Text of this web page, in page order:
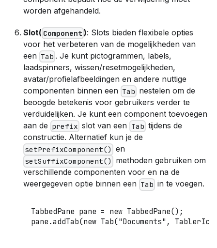
worden afgehandeld.
Slot( Component ): Slots bieden flexibele opties
voor het verbeteren van de mogelijkheden van
een Tab . Je kunt pictogrammen, labels,
laadspinners, wissen/resetmogelijkheden,
avatar/profielafbeeldingen en andere nuttige
componenten binnen een Tab nestelen om de
beoogde betekenis voor gebruikers verder te
verduidelijken. Je kunt een component toevoegen
aan de prefix slot van een Tabtijdens de
constructie. Alternatief kun je de
setPrefixComponent() en
setSuffixComponent()
methoden gebruiken om
verschillende componenten voor en na de
weergegeven optie binnen een Tab in te voegen.
TabbedPane pane = new TabbedPane() ;
pane .addTab(new Tab("Documents" ,